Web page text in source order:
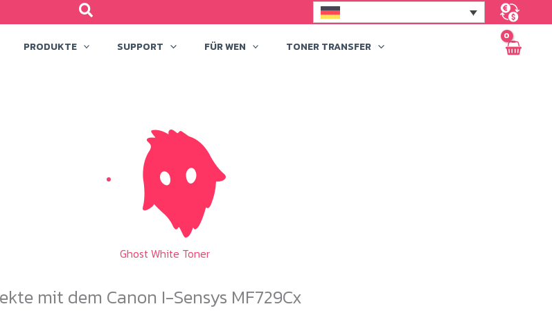
PRODUKTE SUPPORT FÜR WEN
TONER TRANSFER
Ghost White Toner
mit dem Canon I-Sensys MF729Cx